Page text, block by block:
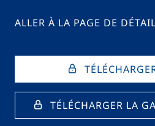
ALLER À LA PAGE DE DÉTAIL
TÉLÉCHARGER LA